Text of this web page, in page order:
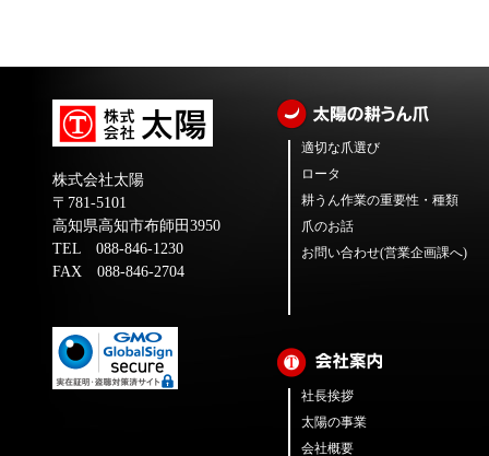
株式会社太陽
〒781-5101
高知県高知市布師田3950
TEL 088-846-1230
FAX 088-846-2704
適切な爪選び
ロータ
耕うん作業の重要性・種類
爪のお話
お問い合わせ(営業企画課へ)
社長挨拶
太陽の事業
会社概要